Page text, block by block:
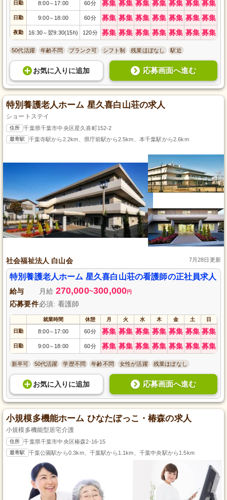
日勤 8:00～ 17:00 60分 募集 募集 募集 募集 募集 募集 募集
日勤 9:00～ 18:00 60分 募集 募集 募集 募集 募集 募集 募集
夜勤 16:30～翌9:30(15h) 120分 募集 募集 募集 募集 募集 募集 募集
50代活躍 年齢不問 ブランク可 シフト制 残業ほぼなし 駅近
お気に入り に追加 応募画面へ進む
特別養護老人ホーム 星久喜白山荘の求人
ショートステイ
住所 千葉県千葉市中央区星久喜町152-2
最寄駅 千葉寺駅から2.2km、県庁前駅から2.5km、本千葉駅から2.6km
社会福祉法人 白山会 7月28日更新
特別養護老人ホーム 星久喜白山荘の看護師の正社員求人
給与 月給 270,000~300,000円
応募要件必須: 看護師
就業時間 休憩 月 火 水 木 金 土 日
日勤 8:00～ 17:00 60分 募集 募集 募集 募集 募集 募集 募集
日勤 9:00～ 18:00 60分 募集 募集 募集 募集 募集 募集 募集
新卒可 50代活躍 学歴不問 年齢不問 女性が活躍 残業ほぼなし
お気に入り に追加 応募画面へ進む
小規模多機能ホーム ひなたぼっこ・椿森の求人
小規模多機能型居宅介護
住所 千葉県千葉市中央区椿森2-16-15
最寄駅 千葉公園駅から0.3km、千葉駅から1.1km、千葉中央駅から1.5km